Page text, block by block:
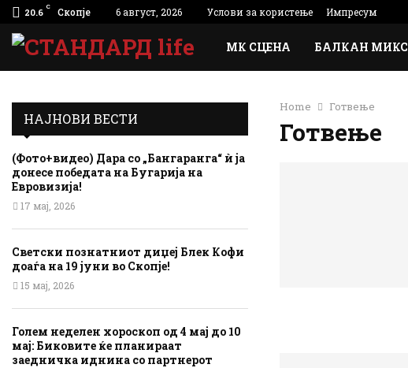
20.6 C Скопје 6 август, 2026 Услови за користење Импресум
МК СЦЕНА БАЛКАН МИКС
Home Готвење
Готвење
НАЈНОВИ ВЕСТИ
(Фото+видео) Дара со „Бангаранга“ ѝ ја
донесе победата на Бугарија на
Евровизија!
17 мај, 2026
Светски познатниот диџеј Блек Кофи
доаѓа на 19 јуни во Скопје!
15 мај, 2026
Голем неделен хороскоп од 4 мај до 10
мај: Биковите ќе планираат
заедничка иднина со партнерот